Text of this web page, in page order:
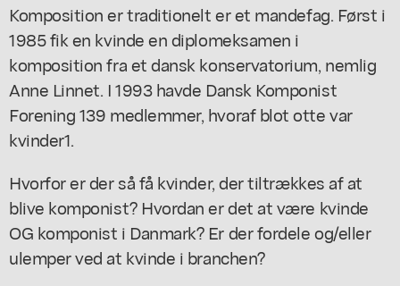
Komposition er traditionelt er et mandefag. Først i
1985 fik en kvinde en diplomeksamen i
komposition fra et dansk konservatorium, nemlig
Anne Linnet. I 1993 havde Dansk Komponist
Forening 139 medlemmer, hvoraf blot otte var
kvinder1.
Hvorfor er der så få kvinder, der tiltrækkes af at
blive komponist? Hvordan er det at være kvinde
OG komponist i Danmark? Er der fordele og/eller
ulemper ved at kvinde i branchen?